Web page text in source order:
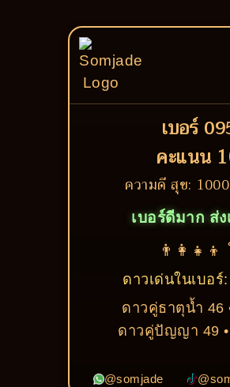
เบอร์
คะแนน
ความดี สุข:
เบอร์ดีมาก ส่
ดาวเด่นในเบอ
ดาวคู่ธาตุน้ำ 46
ดาวคู่ปัญญา 49
@somjade